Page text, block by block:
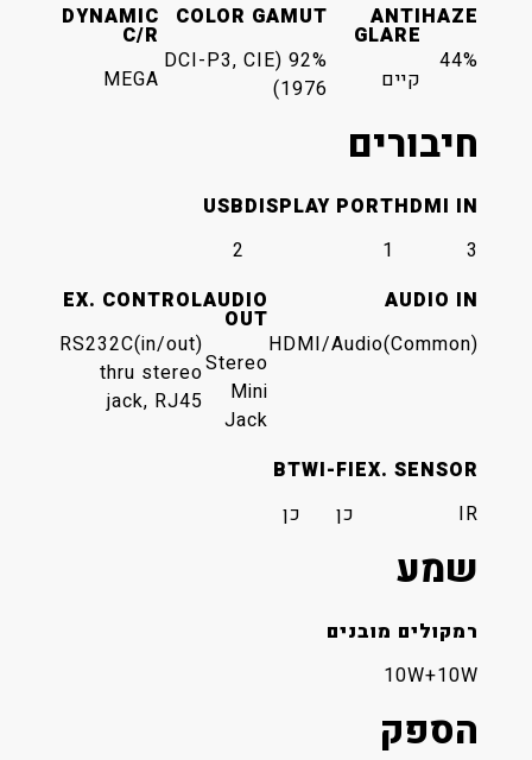
HAZE
ANTI
GLARE
COLOR GAMUT
92% (DCI-P3, CIE
1976)
DYNAMIC
MEGA
חיבורים
HDMI IN
DISPLAY PORT
USB
AUDIO IN
HDMI/Audio(Common)
AUDIO
Stereo
EX. CONTROL
RS232C(in/out)
thru stereo
jack, RJ45
EX. SENSOR
WI-FI
BT
כן
שמע
רמקולים מובנים
10W+10W
הספק